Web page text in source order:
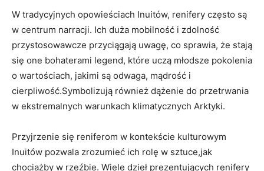
W tradycyjnych opowieściach Inuitów, renifery często są
w centrum narracji. Ich duża mobilność i zdolność
przystosowawcze przyciągają uwagę, co sprawia, że stają
się one bohaterami legend, które uczą młodsze pokolenia
o wartościach, jakimi są odwaga, mądrość i
cierpliwość.Symbolizują również dążenie do przetrwania
w ekstremalnych warunkach klimatycznych Arktyki.
Przyjrzenie się reniferom w kontekście kulturowym
Inuitów pozwala zrozumieć ich rolę w sztuce,jak
chociażby w rzeźbie. Wiele dzieł prezentujących renifery